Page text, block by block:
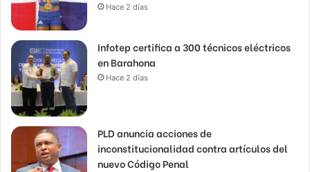
Hace 2 días
Infotep certifica a 300 técnicos eléctricos
en Barahona
Hace 2 días
PLD anuncia acciones de
inconstitucionalidad contra artículos del
nuevo Código Penal